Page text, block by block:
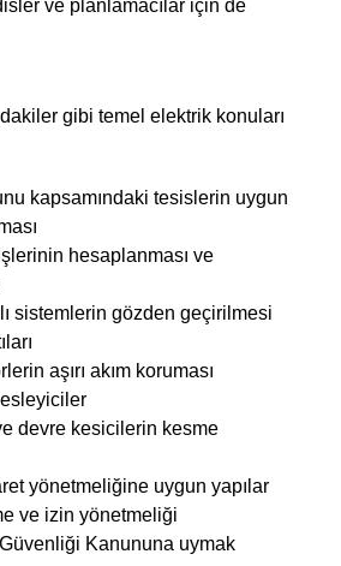
ve planlamacılar için de
gibi temel elektrik konuları
kapsamındaki tesislerin uygun
hesaplanması ve
sistemlerin gözden geçirilmesi
aşırı akım koruması
devre kesicilerin kesme
yönetmeliğine uygun yapılar
ve izin yönetmeliği
Güvenliği Kanununa uymak